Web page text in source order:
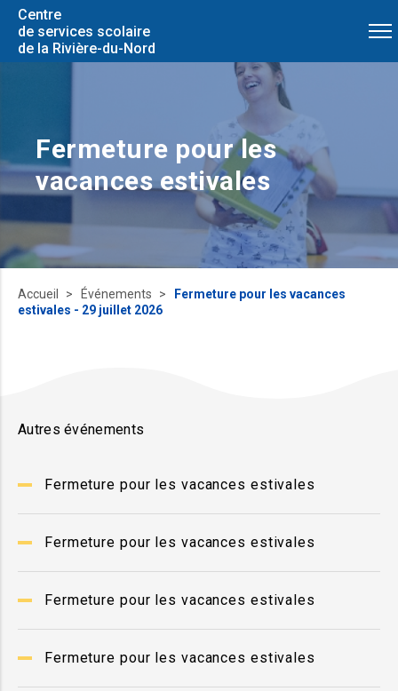
Centre
de services scolaire
de la Rivière-du-Nord
Fermeture pour les
vacances estivales
Autres événements
Fermeture pour les vacances estivales
Fermeture pour les vacances estivales
Fermeture pour les vacances estivales
Fermeture pour les vacances estivales
Accueil Événements
Fermeture pour les vacances
estivales - 29 juillet 2026